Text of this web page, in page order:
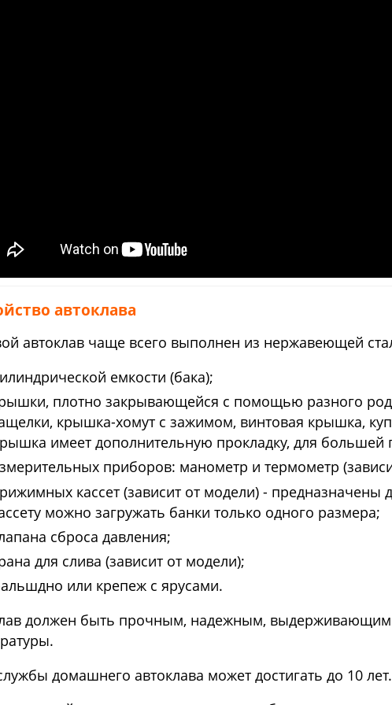
автоклава
автоклав чаще всего выполнен из нержавеющей
емкости (бака);
плотно закрывающейся с помощью разного
крышка-хомут с зажимом, винтовая крышка,
имеет дополнительную прокладку, для большей
приборов: манометр и термометр
кассет (зависит от модели) - предназначены
можно загружать банки только одного размера;
сброса давления;
для слива (зависит от модели);
или крепеж с ярусами.
должен быть прочным, надежным, выдерживающим
домашнего автоклава может достигать до 10 лет.